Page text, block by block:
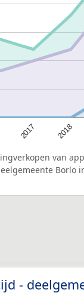
2017 2018
van
Borlo
-